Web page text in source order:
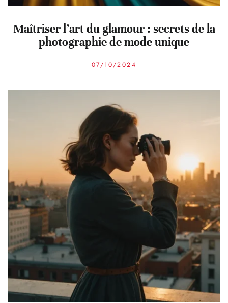
Maîtriser l’art du glamour : secrets de la
photographie de mode unique
07/10/2024